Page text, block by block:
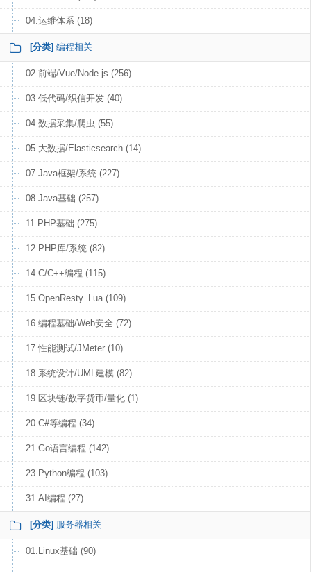
04.运维体系 (18)
[分类] 编程相关
02.前端/Vue/Node.js (256)
03.低代码/织信开发 (40)
04.数据采集/爬虫 (55)
05.大数据/Elasticsearch (14)
07.Java框架/系统 (227)
08.Java基础 (257)
11.PHP基础 (275)
12.PHP库/系统 (82)
14.C/C++编程 (115)
15.OpenResty_Lua (109)
16.编程基础/Web安全 (72)
17.性能测试/JMeter (10)
18.系统设计/UML建模 (82)
19.区块链/数字货币/量化 (1)
20.C#等编程 (34)
21.Go语言编程 (142)
23.Python编程 (103)
31.AI编程 (27)
[分类] 服务器相关
01.Linux基础 (90)